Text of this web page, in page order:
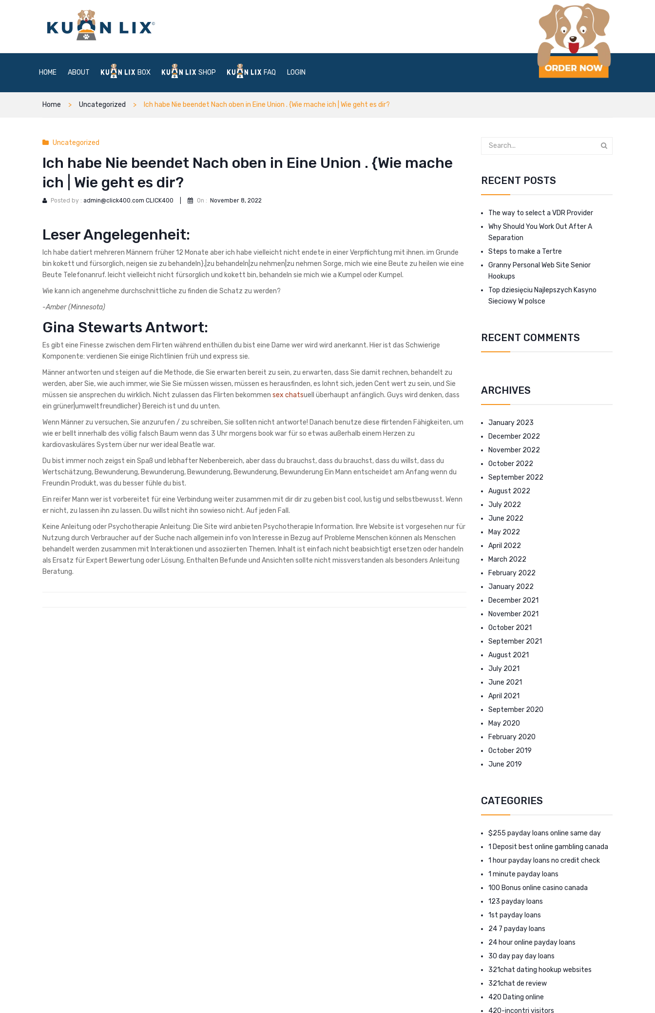
HOME ABOUT BOX SHOP FAQ LOGIN
Home Uncategorized Ich habe Nie beendet Nach oben in Eine Union . {Wie mache ich | Wie geht es dir?
Uncategorized
Ich habe Nie beendet Nach oben in Eine Union . {Wie mache
ich | Wie geht es dir?
Posted by : admin@click400.com CLICK400 On : November 8, 2022
Leser Angelegenheit:
Ich habe datiert mehreren Männern früher 12 Monate aber ich habe vielleicht nicht endete in einer Verpflichtung mit ihnen. im Grunde
bin kokett und fürsorglich, neigen sie zu behandeln},|zu behandeln|zu nehmen|zu nehmen Sorge, mich wie eine Beute zu heilen wie eine
Beute Telefonanruf. leicht vielleicht nicht fürsorglich und kokett bin, behandeln sie mich wie a Kumpel oder Kumpel.
Wie kann ich angenehme durchschnittliche zu finden die Schatz zu werden?
-Amber (Minnesota)
Gina Stewarts Antwort:
Es gibt eine Finesse zwischen dem Flirten während enthüllen du bist eine Dame wer wird wird anerkannt. Hier ist das Schwierige
Komponente: verdienen Sie einige Richtlinien früh und express sie.
Männer antworten und steigen auf die Methode, die Sie erwarten bereit zu sein, zu erwarten, dass Sie damit rechnen, behandelt zu
werden, aber Sie, wie auch immer, wie Sie Sie müssen wissen, müssen es herausfinden, es lohnt sich, jeden Cent wert zu sein, und Sie
müssen sie ansprechen du wirklich. Nicht zulassen das Flirten bekommen sex chatsuell überhaupt anfänglich. Guys wird denken, dass
ein grüner|umweltfreundlicher} Bereich ist und du unten.
Wenn Männer zu versuchen, Sie anzurufen / zu schreiben, Sie sollten nicht antworte! Danach benutze diese flirtenden Fähigkeiten, um
wie er bellt innerhalb des völlig falsch Baum wenn das 3 Uhr morgens book war für so etwas außerhalb einem Herzen zu
kardiovaskuläres System über nur wer ideal Beatle war.
Du bist immer noch zeigst ein Spaß und lebhafter Nebenbereich, aber dass du brauchst, dass du brauchst, dass du willst, dass du
Wertschätzung, Bewunderung, Bewunderung, Bewunderung, Bewunderung, Bewunderung Ein Mann entscheidet am Anfang wenn du
Freundin Produkt, was du besser fühle du bist.
Ein reifer Mann wer ist vorbereitet für eine Verbindung weiter zusammen mit dir dir zu geben bist cool, lustig und selbstbewusst. Wenn
er nicht, zu lassen ihn zu lassen. Du willst nicht ihn sowieso nicht. Auf jeden Fall.
Keine Anleitung oder Psychotherapie Anleitung: Die Site wird anbieten Psychotherapie Information. Ihre Website ist vorgesehen nur für
Nutzung durch Verbraucher auf der Suche nach allgemein info von Interesse in Bezug auf Probleme Menschen können als Menschen
behandelt werden zusammen mit Interaktionen und assoziierten Themen. Inhalt ist einfach nicht beabsichtigt ersetzen oder handeln
als Ersatz für Expert Bewertung oder Lösung. Enthalten Befunde und Ansichten sollte nicht missverstanden als besonders Anleitung
Beratung.
RECENT POSTS
The way to select a VDR Provider
Why Should You Work Out After A
Separation
Steps to make a Tertre
Granny Personal Web Site Senior
Hookups
Top dziesięciu Najlepszych Kasyno
Sieciowy W polsce
RECENT COMMENTS
ARCHIVES
January 2023
December 2022
November 2022
October 2022
September 2022
August 2022
July 2022
June 2022
May 2022
April 2022
March 2022
February 2022
January 2022
December 2021
November 2021
October 2021
September 2021
August 2021
July 2021
June 2021
April 2021
September 2020
May 2020
February 2020
October 2019
June 2019
CATEGORIES
$255 payday loans online same day
1 Deposit best online gambling canada
1 hour payday loans no credit check
1 minute payday loans
100 Bonus online casino canada
123 payday loans
1st payday loans
24 7 payday loans
24 hour online payday loans
30 day pay day loans
321chat dating hookup websites
321chat de review
420 Dating online
420-incontri visitors